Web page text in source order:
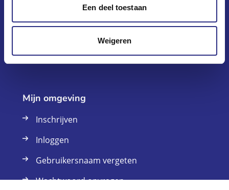
Een deel toestaan
Weigeren
Vraag en antwoord
Onlangs verhuurd
Mijn omgeving
Inschrijven
Inloggen
Gebruikersnaam vergeten
Wachtwoord opvragen